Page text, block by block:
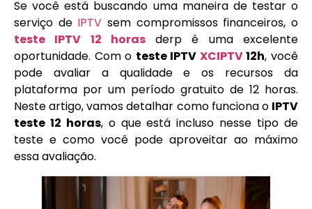
Se você está buscando uma maneira de testar o
serviço de IPTV sem compromissos financeiros, o
teste IPTV 12 horasderp é uma excelente
oportunidade. Com o teste IPTV XCIPTV12h, você
pode avaliar a qualidade e os recursos da
plataforma por um período gratuito de 12 horas.
Neste artigo, vamos detalhar como funciona o IPTV
teste 12 horas, o que está incluso nesse tipo de
teste e como você pode aproveitar ao máximo
essa avaliação.